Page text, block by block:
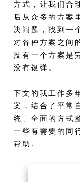
方式，让我们合
后从众多的方案
决问题，找到一
对各种方案之间
没有一个方案是
没有银弹。
下文的我工作多
案，结合了平常
统、全面的方式
一些有需要的同
帮助。